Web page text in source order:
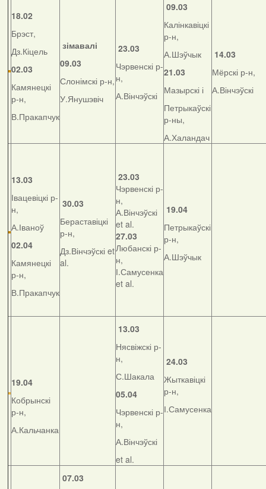
18.02
Брэст,
Дз.Кіцель
02.03
Камянецкі
р-н,
В.Пракапчук
зімавалі
09.03
Слонімскі р-н,
У.Янушэвіч
23.03
Чэрвенскі р-
н,
А.Вінчэўскі
09.03
Калінкавіцкі
р-н,
А.Шэўчык
21.03
Мазырскі і
Петрыкаўскі
р-ны,
А.Халандач
14.03
Мёрскі р-н,
А.Вінчэўскі
13.03
Івацевіцкі р-
н,
А.Іваноў
02.04
Камянецкі
р-н,
В.Пракапчук
30.03
Бераставіцкі
р-н,
Дз.Вінчэўскі et
al.
23.03
Чэрвенскі р-
н,
А.Вінчэўскі
et al.
27.03
Любанскі р-
н,
І.Самусенка
et al.
19.04
Петрыкаўскі
р-н,
А.Шэўчык
19.04
Кобрынскі
р-н,
А.Кальчанка
13.03
Нясвіжскі р-
н,
С.Шакала
05.04
Чэрвенскі р-
н,
А.Вінчэўскі
et al.
24.03
Жыткавіцкі
р-н,
І.Самусенка
07.03